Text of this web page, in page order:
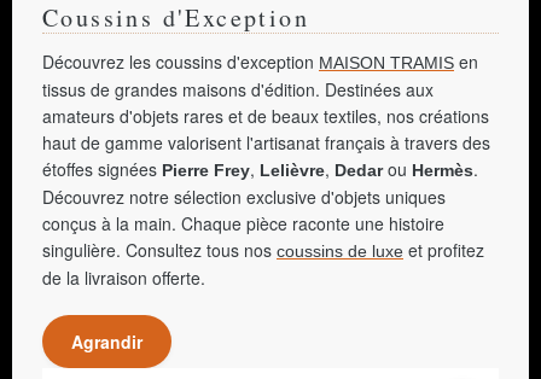
Coussins d'Exception
Découvrez les coussins d'exception MAISON TRAMIS en
tissus de grandes maisons d'édition. Destinées aux
amateurs d'objets rares et de beaux textiles, nos créations
haut de gamme valorisent l'artisanat français à travers des
étoffes signées Pierre Frey, Lelièvre, Dedarou Hermès.
Découvrez notre sélection exclusive d'objets uniques
conçus à la main. Chaque pièce raconte une histoire
singulière. Consultez tous nos coussins de luxe et profitez
de la livraison offerte.
Agrandir